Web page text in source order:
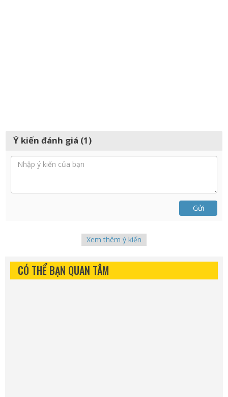
Ý kiến đánh giá (1)
Gửi
Xem thêm ý kiến
CÓ THỂ BẠN QUAN TÂM